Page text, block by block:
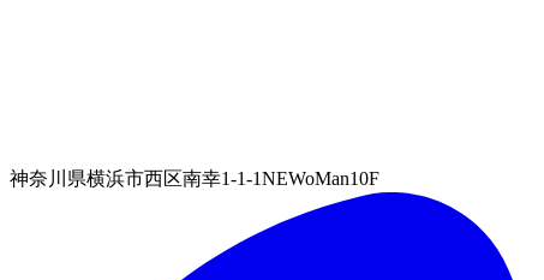
神奈川県横浜市西区南幸1-1-1NEWoMan10F